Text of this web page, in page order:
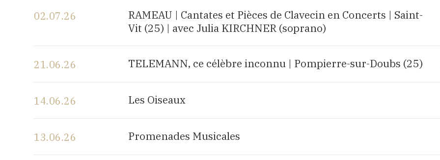
02.07.26
RAMEAU | Cantates et Pièces de Clavecin en Concerts | Saint-
Vit (25) | avec Julia KIRCHNER (soprano)
21.06.26 TELEMANN, ce célèbre inconnu | Pompierre-sur-Doubs (25)
14.06.26 Les Oiseaux
13.06.26 Promenades Musicales